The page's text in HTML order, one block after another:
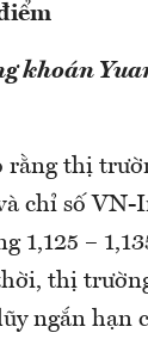
khoán
rằng thị
chỉ số VN-
1,125 –
thị
ngắn hạn